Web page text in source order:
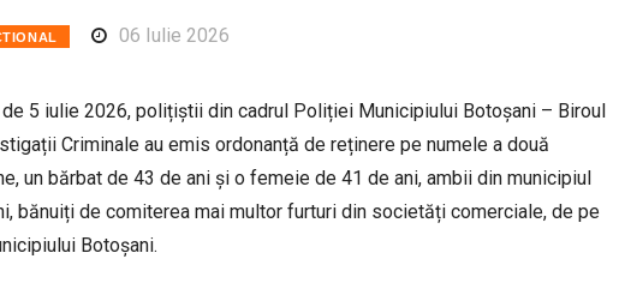
06 Iulie 2026
de 5 iulie 2026, polițiștii din cadrul Poliției Municipiului Botoșani – Biroul
Criminale au emis ordonanță de reținere pe numele a două
un bărbat de 43 de ani și o femeie de 41 de ani, ambii din municipiul
bănuiți de comiterea mai multor furturi din societăți comerciale, de pe
Botoșani.